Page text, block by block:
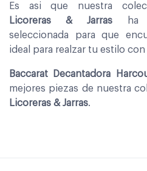
Es asi que nuestra
Licoreras & Jarras ha
seleccionada para que
ideal para realzar tu estilo
Baccarat Decantadora
mejores piezas de nuestra
Licoreras & Jarras.